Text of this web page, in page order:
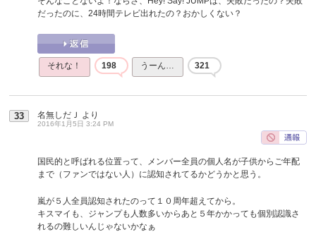
だったのに、24時間テレビ出れたの？おかしくない？
それな！ 198 うーん… 321
33 名無しだＪ より
2016年1月5日 3:24 PM
国民的と呼ばれる位置って、メンバー全員の個人名が子供からご年配
まで（ファンではない人）に認知されてるかどうかと思う。
嵐が５人全員認知されたのって１０周年超えてから。
キスマイも、ジャンプも人数多いからあと５年かかっても個別認識さ
れるの難しいんじゃないかなぁ